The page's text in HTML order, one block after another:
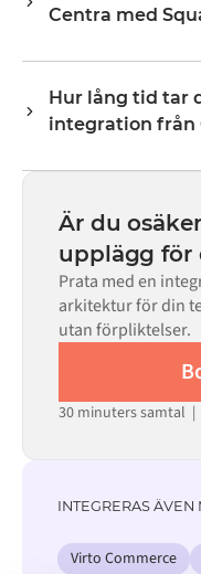
lagernivåer, priser och
data anländer i det
Centra med
Marketplace
gränssnitt utan att
kod finns tillgänglig i
Hur lång tid tar
integration från
beroende på
flöden som krävs och
För många system
Alumio Marketplace,
installationstiden.
Är du
upplägg för
Prata med en
arkitektur för din
utan förpliktelser.
30 minuters samtal
INTEGRERAS ÄVEN
Virto Commerce